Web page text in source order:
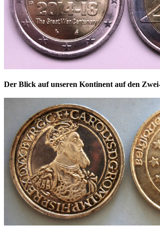
Der Blick auf unseren Kontinent auf den